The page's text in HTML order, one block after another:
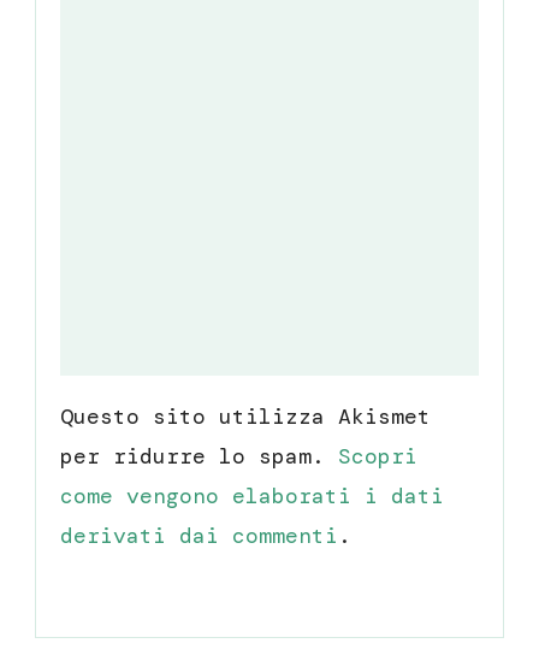
Questo sito utilizza Akismet
per ridurre lo spam. Scopri
come vengono elaborati i dati
derivati dai commenti .